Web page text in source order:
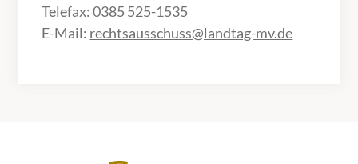
Telefax: 0385 525-1535
E-Mail: rechtsausschuss@landtag-mv.de